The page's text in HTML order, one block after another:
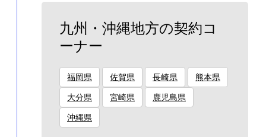
九州・沖縄地方の契約コ
ーナー
福岡県 佐賀県 長崎県 熊本県
大分県 宮崎県 鹿児島県
沖縄県